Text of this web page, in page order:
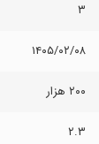
۳
۱۴۰۵/۰۲/۰۸
۲۰۰ هزار
۲.۳